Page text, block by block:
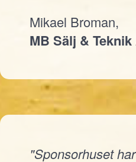
Mikael Broman,
MB Sälj & Teknik
"Sponsorhuset